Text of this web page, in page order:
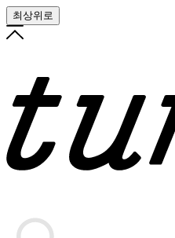
최상위로